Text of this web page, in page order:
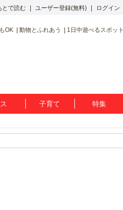
とで読む ユーザー登録(無料) ログイン
OK 動物とふれあう 1日中遊べるスポット
子育て 特集